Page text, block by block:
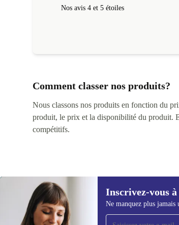
Nos avis 4 et 5 étoiles
Comment classer nos produits?
Nous classons nos produits en fonction du
produit, le prix et la disponibilité du produit.
compétitifs.
Inscrivez-vous
Ne manquez plus jamais
Recevoir offres et infos de